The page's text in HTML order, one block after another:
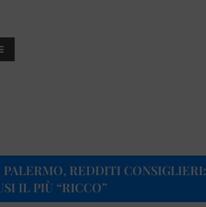
PALERMO, REDDITI CONSIGLIERI:
IL PIÙ “RICCO”